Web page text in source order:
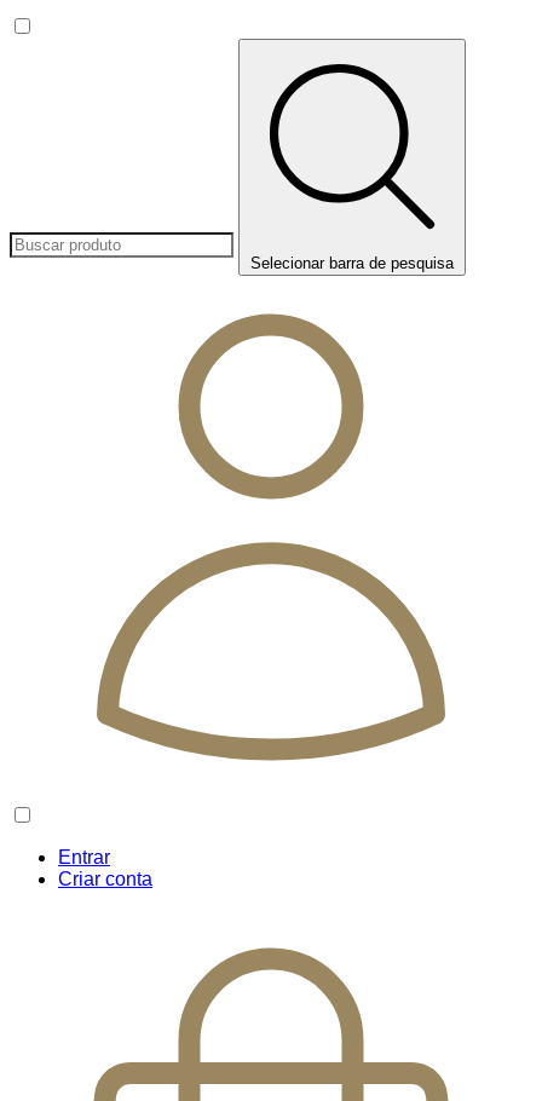
Selecionar barra de pesquisa
Entrar
Criar conta